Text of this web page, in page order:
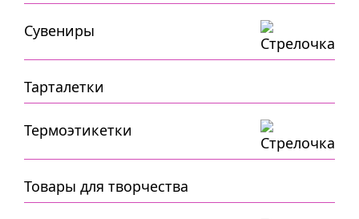
Сувениры
Тарталетки
Термоэтикетки
Товары для творчества